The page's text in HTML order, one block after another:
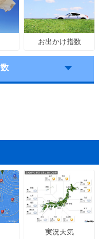
お出かけ指数
実況天気